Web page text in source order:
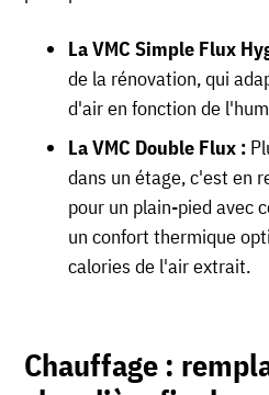
La VMC Simple Flux
de la rénovation, qui
d'air en fonction de
La VMC Double Flux :
dans un étage, c'est en
pour un plain-pied avec
un confort thermique
calories de l'air extrait.
Chauffage :